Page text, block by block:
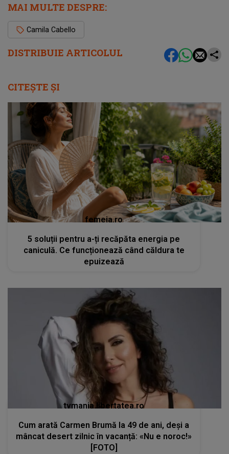
DISTRIBUIE ARTICOLUL
MAI MULTE DESPRE:
Camila Cabello
CITEȘTE ȘI
femeia.ro
5 soluții pentru a-ți recăpăta energia pe
caniculă. Ce funcționează când căldura te
epuizează
tvmania.libertatea.ro
Cum arată Carmen Brumă la 49 de ani, deși a
mâncat desert zilnic în vacanță: «Nu e noroc!»
[FOTO]